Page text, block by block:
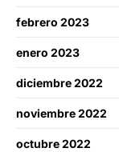
febrero 2023
enero 2023
diciembre 2022
noviembre 2022
octubre 2022